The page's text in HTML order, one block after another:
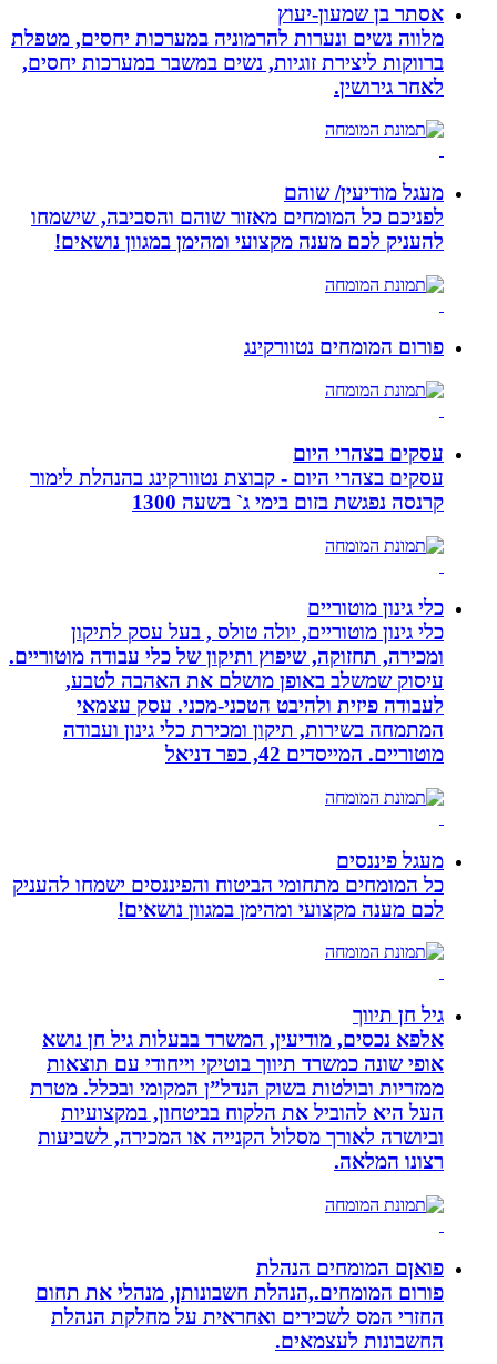
אסתר בן שמעון-יעוץ
מלווה נשים ונערות להרמוניה במערכות יחסים, מטפלת
ברווקות ליצירת זוגיות, נשים במשבר במערכות יחסים,
לאחר גירושין.
מעגל מודיעין/ שוהם
לפניכם כל המומחים מאזור שוהם והסביבה, שישמחו
להעניק לכם מענה מקצועי ומהימן במגוון נושאים!
פורום המומחים נטוורקינג
עסקים בצהרי היום
עסקים בצהרי היום - קבוצת נטוורקינג בהנהלת לימור
קרנסה נפגשת בזום בימי ג` בשעה 1300
כלי גינון מוטוריים
כלי גינון מוטוריים, יולה טולס , בעל עסק לתיקון
ומכירה, תחזוקה, שיפוץ ותיקון של כלי עבודה מוטוריים.
עיסוק שמשלב באופן מושלם את האהבה לטבע,
לעבודה פיזית ולהיבט הטכני-מכני. עסק עצמאי
המתמחה בשירות, תיקון ומכירת כלי גינון ועבודה
מוטוריים. המייסדים 42, כפר דניאל
מעגל פיננסים
כל המומחים מתחומי הביטוח והפיננסים ישמחו להעניק
לכם מענה מקצועי ומהימן במגוון נושאים!
גיל חן תיווך
אלפא נכסים, מודיעין, המשרד בבעלות גיל חן נושא
אופי שונה כמשרד תיווך בוטיקי וייחודי עם תוצאות
ממזריות ובולטות בשוק הנדל”ן המקומי ובכלל. מטרת
העל היא להוביל את הלקוח בביטחון, במקצועיות
וביושרה לאורך מסלול הקנייה או המכירה, לשביעות
רצונו המלאה.
פואןם המומחים הנהלת
פורום המומחים.,הנהלת חשבונותן, מנהלי את תחום
החזרי המס לשכירים ואחראית על מחלקת הנהלת
החשבונות לעצמאים.